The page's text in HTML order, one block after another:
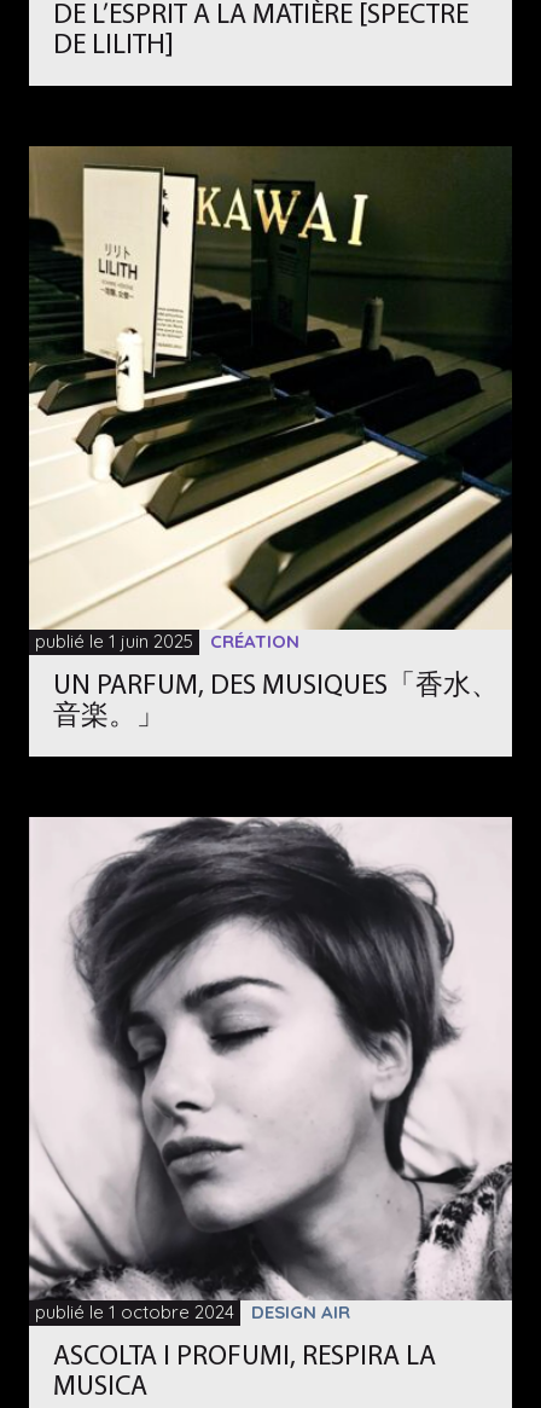
DE L’ESPRIT A LA MATIÈRE [SPECTRE
DE LILITH]
publié le 1 juin 2025 CRÉATION
UN PARFUM, DES MUSIQUES「香水、
音楽。」
publié le 1 octobre 2024 DESIGN AIR
ASCOLTA I PROFUMI, RESPIRA LA
MUSICA